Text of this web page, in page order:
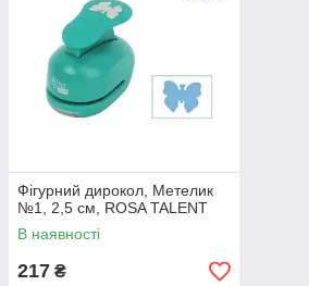
Фігурний дирокол, Метелик
№1, 2,5 см, ROSA TALENT
В наявності
217 ₴